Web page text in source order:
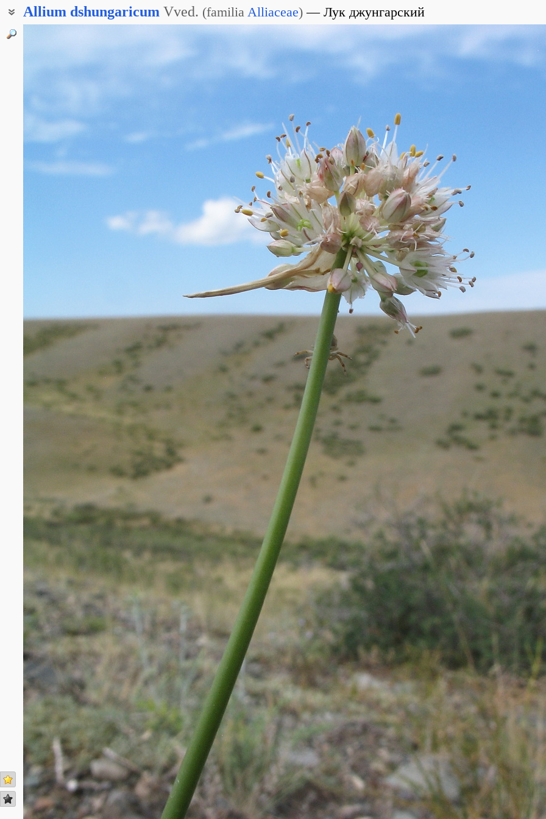
Allium dshungaricum Vved. (familia Alliaceae) Лук джунгарский